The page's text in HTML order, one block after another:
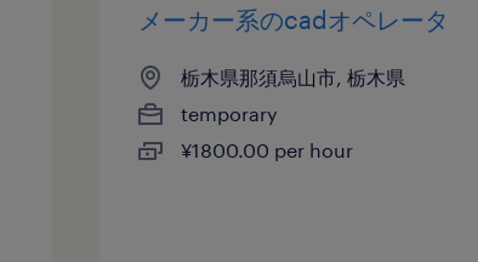
メーカー系のcadオペレータ
栃木県那須烏山市, 栃木県
temporary
¥1800.00 per hour